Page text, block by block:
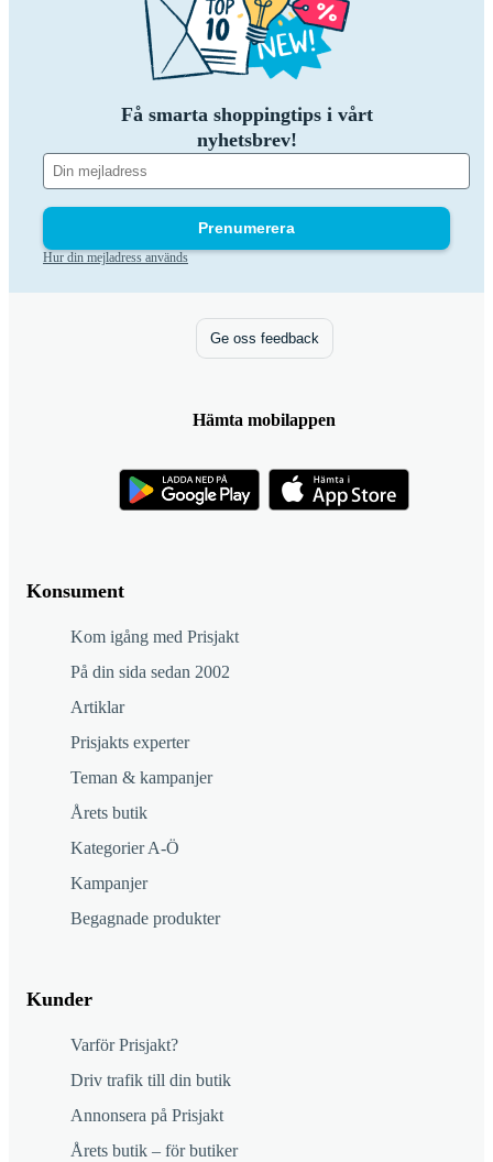
Få smarta shoppingtips i vårt
nyhetsbrev!
Prenumerera
Hur din mejladress används
Konsument
Kom igång med Prisjakt
På din sida sedan 2002
Artiklar
Prisjakts experter
Teman & kampanjer
Årets butik
Kategorier A-Ö
Kampanjer
Begagnade produkter
Kunder
Varför Prisjakt?
Driv trafik till din butik
Annonsera på Prisjakt
Årets butik – för butiker
Ge oss feedback
Hämta mobilappen